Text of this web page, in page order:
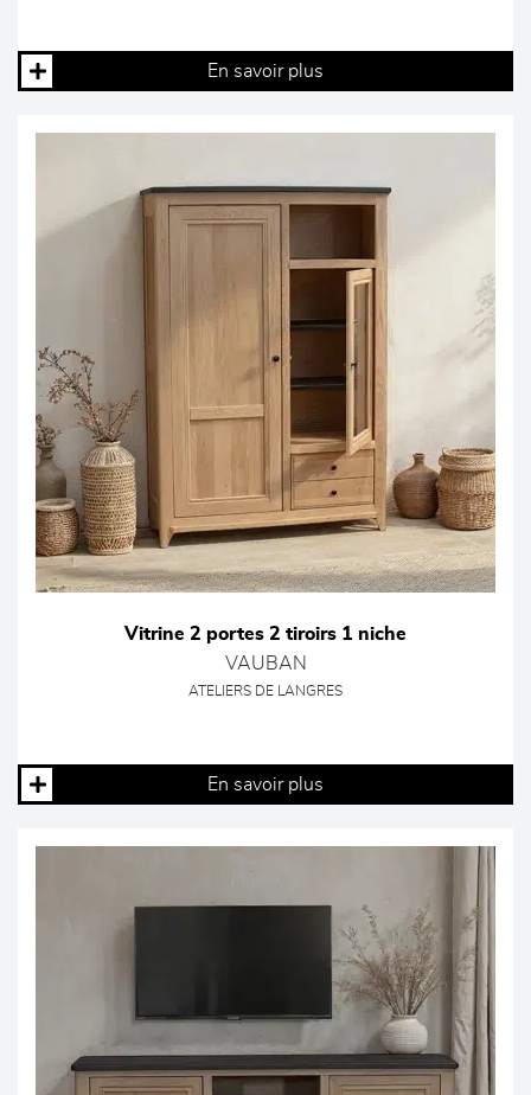
En savoir plus
Vitrine 2 portes 2 tiroirs 1 niche
VAUBAN
ATELIERS DE LANGRES
En savoir plus